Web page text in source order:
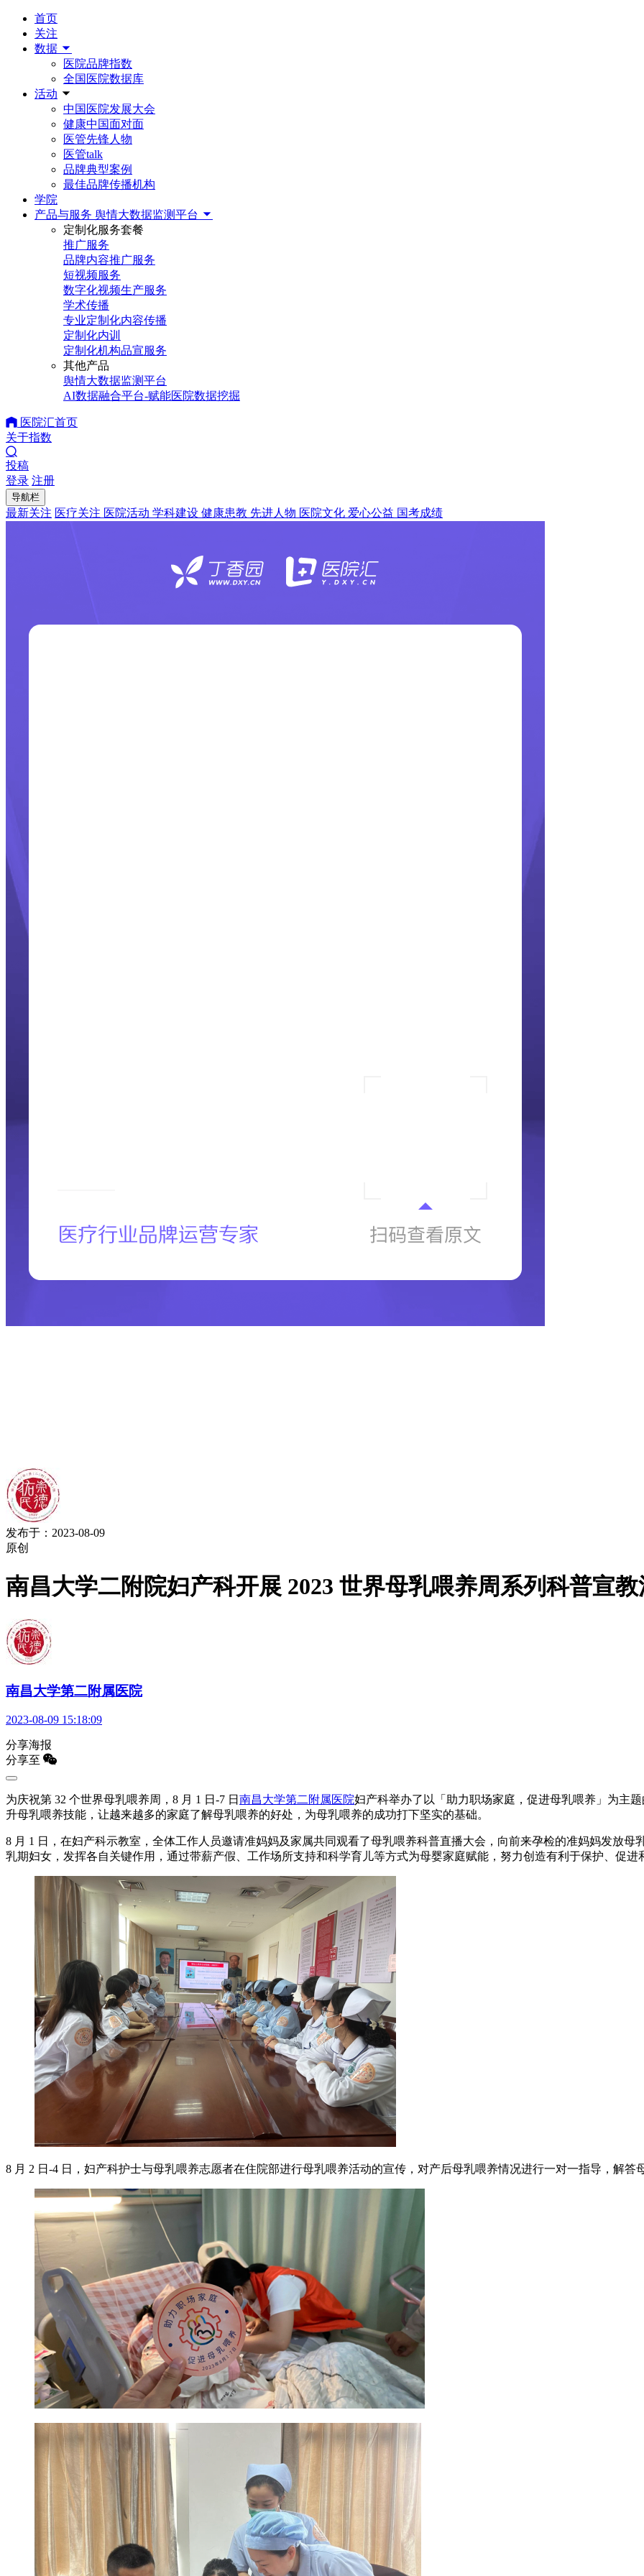
首页
关注
数据
医院品牌指数
全国医院数据库
活动
中国医院发展大会
健康中国面对面
医管先锋人物
医管talk
品牌典型案例
最佳品牌传播机构
学院
产品与服务 舆情大数据监测平台
定制化服务套餐
推广服务
品牌内容推广服务
短视频服务
数字化视频生产服务
学术传播
专业定制化内容传播
定制化内训
定制化机构品宣服务
其他产品
舆情大数据监测平台
AI数据融合平台-赋能医院数据挖掘
医院汇首页
关于指数
投稿
登录 注册
导航栏
最新关注 医疗关注 医院活动 学科建设 健康患教 先进人物 医院文化 爱心公益 国考成绩
发布于：2023-08-09
原创
南昌大学二附院妇产科开展 2023 世界母乳喂养周系列科普宣
南昌大学第二附属医院
2023-08-09 15:18:09
分享海报
分享至
为庆祝第 32 个世界母乳喂养周，8 月 1 日-7 日 南昌大学第二附属医院妇产科举办了以「助力职场家庭，促进母乳喂养」为主
升母乳喂养技能，让越来越多的家庭了解母乳喂养的好处，为母乳喂养的成功打下坚实的基础。
8 月 1 日，在妇产科示教室，全体工作人员邀请准妈妈及家属共同观看了母乳喂养科普直播大会，向前来孕检的准妈妈发放
乳期妇女，发挥各自关键作用，通过带薪产假、工作场所支持和科学育儿等方式为母婴家庭赋能，努力创造有利于保护、促
8 月 2 日-4 日，妇产科护士与母乳喂养志愿者在住院部进行母乳喂养活动的宣传，对产后母乳喂养情况进行一对一指导，解